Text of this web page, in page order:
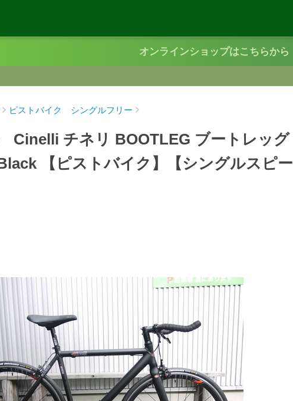
オンラインショップはこちらから
ピストバイク シングルフリー
チネリ BOOTLEG ブートレッグ
【ピストバイク】【シングルスピー